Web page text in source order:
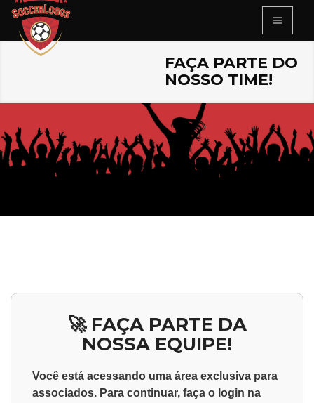
FAÇA PARTE DO
NOSSO TIME!
🚀 FAÇA PARTE DA
NOSSA EQUIPE!
Você está acessando uma área exclusiva para
associados. Para continuar, faça o login na